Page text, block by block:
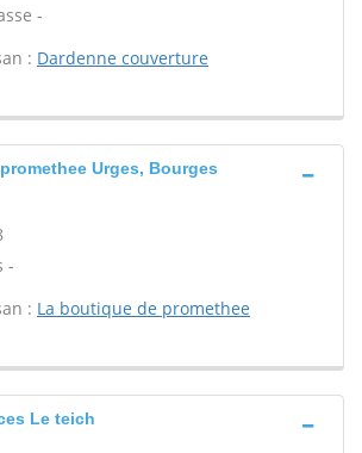
-
: Dardenne couverture
Urges, Bourges
-
: La boutique de promethee
Le teich